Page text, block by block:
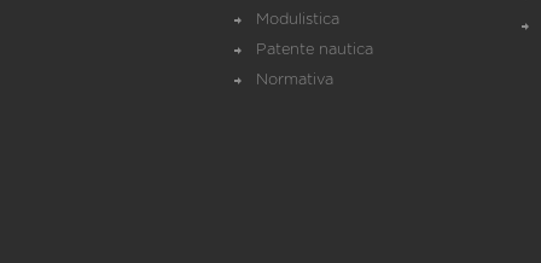
Modulistica
Patente nautica
Normativa